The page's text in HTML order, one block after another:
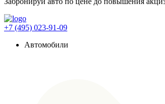
+7 (495) 023-91-09
Автомобили